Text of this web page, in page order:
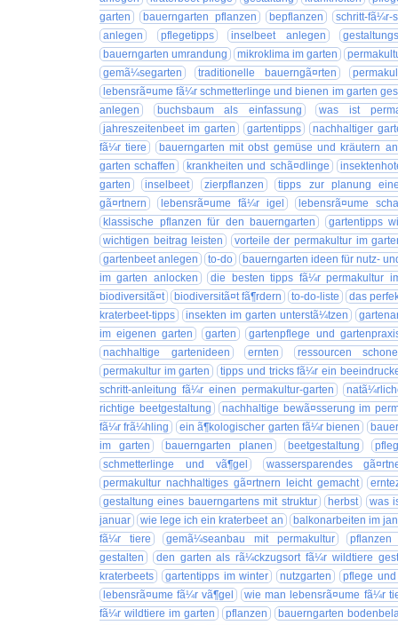
garten
bauerngarten pflanzen bepflanzen
schritt-fã¼r-
anlegen
pflegetipps inselbeet anlegen
bauerngarten umrandung
mikroklima im garten
gemã¼segarten
traditionelle bauerngã¤rten
lebensrã¤ume fã¼r schmetterlinge und bienen im garten
anlegen
buchsbaum als einfassung
was ist
jahreszeitenbeet im garten
gartentipps
nachhaltiger
fã¼r tiere
bauerngarten mit obst gemüse und kräutern
garten schaffen
krankheiten und schã¤dlinge
garten
inselbeet zierpflanzen
tipps zur planung
gã¤rtnern
lebensrã¤ume fã¼r igel
lebensrã¤ume
klassische pflanzen für den bauerngarten
gartentipps
wichtigen beitrag leisten
vorteile der permakultur im
gartenbeet anlegen
to-do
bauerngarten ideen für nutz-
im garten anlocken
die besten tipps fã¼r permakultur
biodiversitã¤t
biodiversitã¤t fã¶rdern to-do-liste
das
kraterbeet-tipps
insekten im garten unterstã¼tzen
im eigenen garten
garten
gartenpflege und
nachhaltige gartenideen
ernten
ressourcen
permakultur im garten
tipps und tricks fã¼r ein
schritt-anleitung fã¼r einen permakultur-garten
richtige beetgestaltung
nachhaltige bewã¤sserung im
fã¼r frã¼hling
ein ã¶kologischer garten fã¼r bienen
im garten
bauerngarten planen beetgestaltung
schmetterlinge und vã¶gel
wassersparendes
permakultur nachhaltiges gã¤rtnern leicht gemacht
gestaltung eines bauerngartens mit struktur
herbst
was
januar
wie lege ich ein kraterbeet an
balkonarbeiten im
fã¼r tiere
gemã¼seanbau mit permakultur
gestalten
den garten als rã¼ckzugsort fã¼r wildtiere
kraterbeets
gartentipps im winter nutzgarten
pflege
lebensrã¤ume fã¼r vã¶gel
wie man lebensrã¤ume fã¼r
fã¼r wildtiere im garten
pflanzen
bauerngarten